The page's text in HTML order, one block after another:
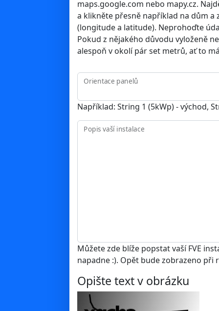
maps.google.com nebo mapy.cz.
a klikněte přesně například na dům a
(longitude a latitude). Neprohoďte
Pokud z nějakého důvodu vyloženě
alespoň v okolí pár set metrů, ať to
Orientace panelů
Například: String 1 (5kWp) - východ,
Popis vaší instalace
Můžete zde blíže popstat vaší FVE
napadne :). Opět bude zobrazeno při
Opište text v obrázku